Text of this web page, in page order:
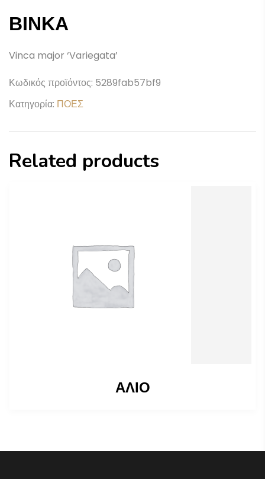
ΒΙΝΚΑ
Vinca major ‘Variegata’
Κωδικός προϊόντος: 5289fab57bf9
Κατηγορία: ΠΟΕΣ
Related products
ΑΛΙΟ